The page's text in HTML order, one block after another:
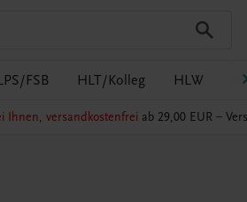
FSB HLT/Kolleg HLW
Ihnen, versandkostenfrei ab 29,00 EUR –